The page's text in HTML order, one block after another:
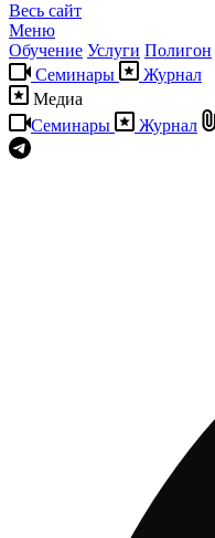
Весь сайт
Меню
Обучение Услуги Полигон
Семинары
Журнал
Медиа
Семинары
Журнал